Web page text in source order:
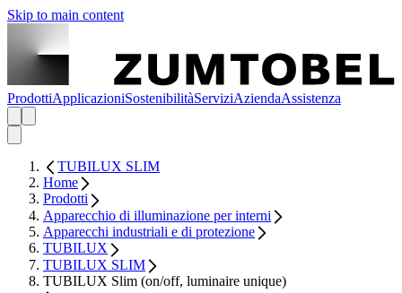
Skip to main content
ProdottiApplicazioniSostenibilitàServiziAziendaAssistenza
TUBILUX SLIM
Home
Prodotti
Apparecchio di illuminazione per interni
Apparecchi industriali e di protezione
TUBILUX
TUBILUX SLIM
TUBILUX Slim (on/off, luminaire unique)